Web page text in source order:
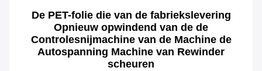
De PET-folie die van de fabriekslevering
Opnieuw opwindend van de de
Controlesnijmachine van de Machine de
Autospanning Machine van Rewinder
scheuren